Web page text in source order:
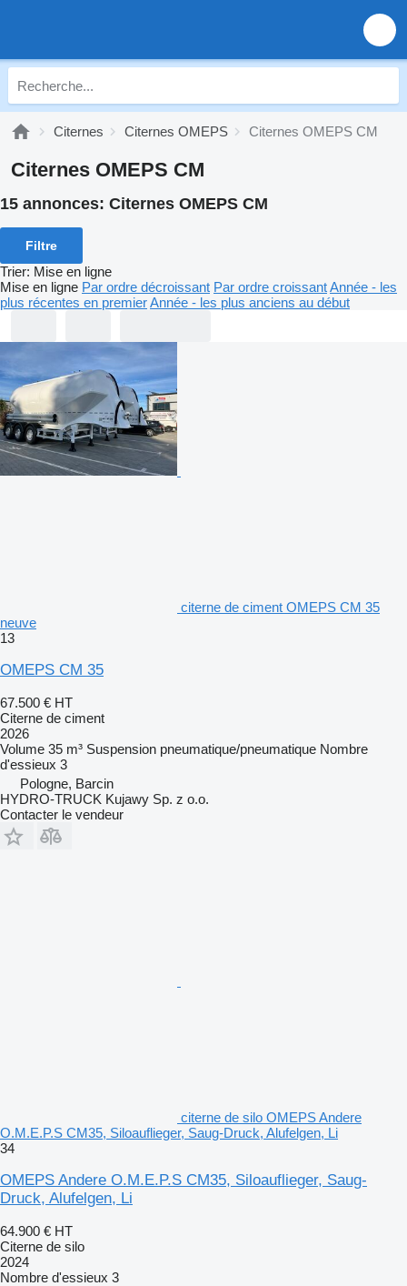
Citernes Citernes OMEPS Citernes OMEPS CM
Citernes OMEPS CM
15 annonces: Citernes OMEPS CM
Filtre
Trier: Mise en ligne
Mise en ligne Par ordre décroissant Par ordre croissantAnnée - les
plus récentes en premierAnnée - les plus anciens au début
citerne de ciment OMEPS CM 35
neuve
13
OMEPS CM 35
67.500 € HT
Citerne de ciment
2026
Volume 35 m³ Suspension pneumatique/pneumatique Nombre
d'essieux 3
Pologne, Barcin
HYDRO-TRUCK Kujawy Sp. z o.o.
Contacter le vendeur
citerne de silo OMEPS Andere
O.M.E.P.S CM35, Siloauflieger, Saug-Druck, Alufelgen, Li
34
OMEPS Andere O.M.E.P.S CM35, Siloauflieger, Saug-
Druck, Alufelgen, Li
64.900 € HT
Citerne de silo
2024
Nombre d'essieux 3